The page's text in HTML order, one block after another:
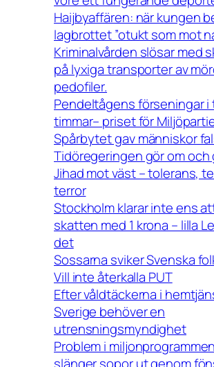
Haijbyaffären: när kungen
lagbrottet ”otukt som mot
Kriminalvården slösar med
på lyxiga transporter av
pedofiler.
Pendeltågens förseningar
timmar– priset för
Spårbytet gav människor
Tidöregeringen gör om och
Jihad mot väst – tolerans,
terror
Stockholm klarar inte ens
skatten med 1 krona – lilla
det
Sossarna sviker Svenska
Vill inte återkalla PUT
Efter våldtäckerna i
Sverige behöver en
utrensningsmyndighet
Problem i
slänger sopor ut genom